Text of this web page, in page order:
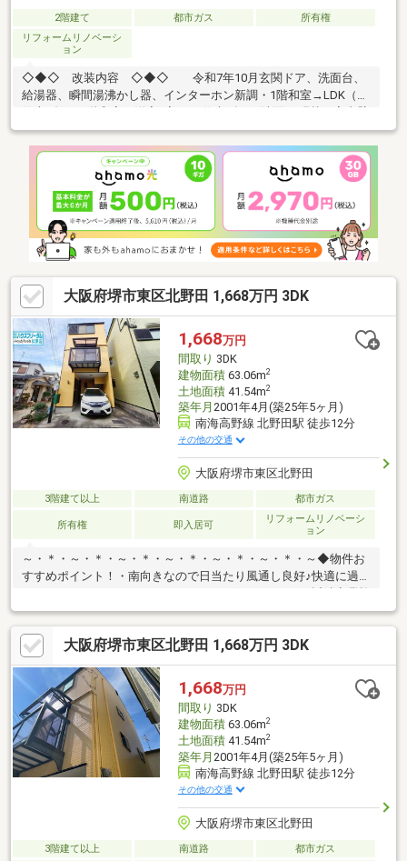
2階建て 都市ガス
所有権
リフォームリノベーシ
ョン
◇◆◇ 改装内容 ◇◆◇ 令和7年10月玄関ドア、洗面台、
給湯器、瞬間湯沸かし器、インターホン新調・1階和室→LDK（CF
全面塗装・北西側バルコニー防水塗装。●○● ライフインフォメ
ーション ●○● ●食品館アプロ 浅香山店まで約190ｍ ●ファミ
リーマート 堺東浅香山店まで約300ｍ ●キリン堂 北花田店まで
約500ｍ※1階増築未登記部分あり※切り離し同意取得済み*----*----*-
---*----*----*----*----*----*御内覧ご希望の際は、お気軽にお問い合わ
せ下さい。
大阪府堺市東区北野田 1,668万円 3DK
1,668万円
間取り 3DK
建物面積63.06m2
土地面積41.54m2
築年月 2001年4月(築25年5ヶ月)
南海高野線 北野田駅 徒歩12分
その他の交通
大阪府堺市東区北野田
3階建て以上 南道路 都市ガス
所有権 即入居可
リフォームリノベーシ
ョン
～・＊・～・＊・～・＊・～・＊・～・＊・～・＊・～◆物件お
すすめポイント！・南向きなので日当たり風通し良好♪快適に過ご
設が充実しており、利便性の良い環境でございます♪◆リフォー
ム箇所(２０２６年１月)・洗面化粧台・TVモニターホン交換・ク
ロス貼替・畳表替・ハウスクリーニングハウスフリーダムは【東
証スタンダード上場企業】です。不動産購入や住宅ローンについ
ては、ハウスフリーダムにお任せ下さい。（ご来店の際は、店舗
前に大型駐車場を完備しております！）
大阪府堺市東区北野田 1,668万円 3DK
1,668万円
間取り 3DK
建物面積63.06m2
土地面積41.54m2
築年月 2001年4月(築25年5ヶ月)
南海高野線 北野田駅 徒歩12分
その他の交通
大阪府堺市東区北野田
3階建て以上 南道路
都市ガス